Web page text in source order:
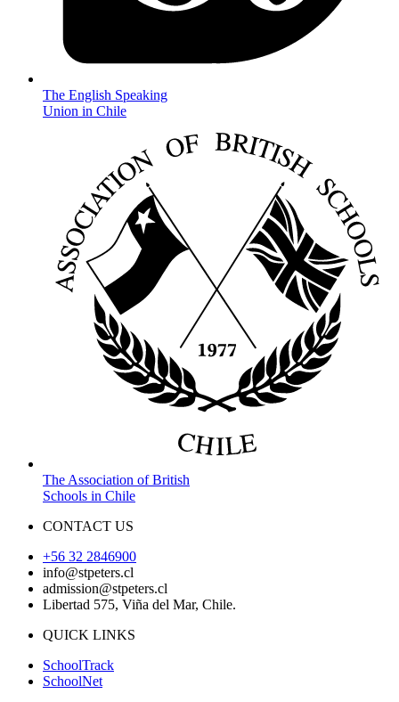
The English Speaking
Union in Chile
The Association of British
Schools in Chile
CONTACT US
+56 32 2846900
info@stpeters.cl
admission@stpeters.cl
Libertad 575, Viña del Mar, Chile.
QUICK LINKS
SchoolTrack
SchoolNet